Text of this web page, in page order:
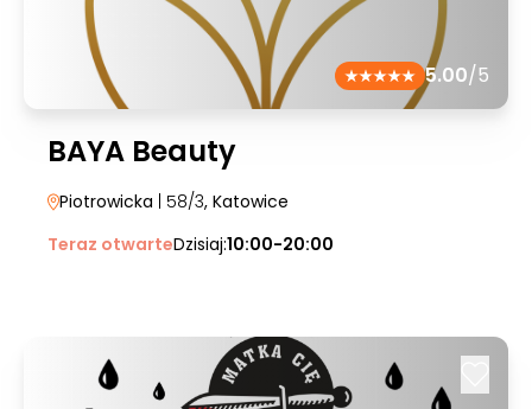
5.00/5
BAYA Beauty
Piotrowicka | 58/3, Katowice
Teraz otwarteDzisiaj:10:00-20:00